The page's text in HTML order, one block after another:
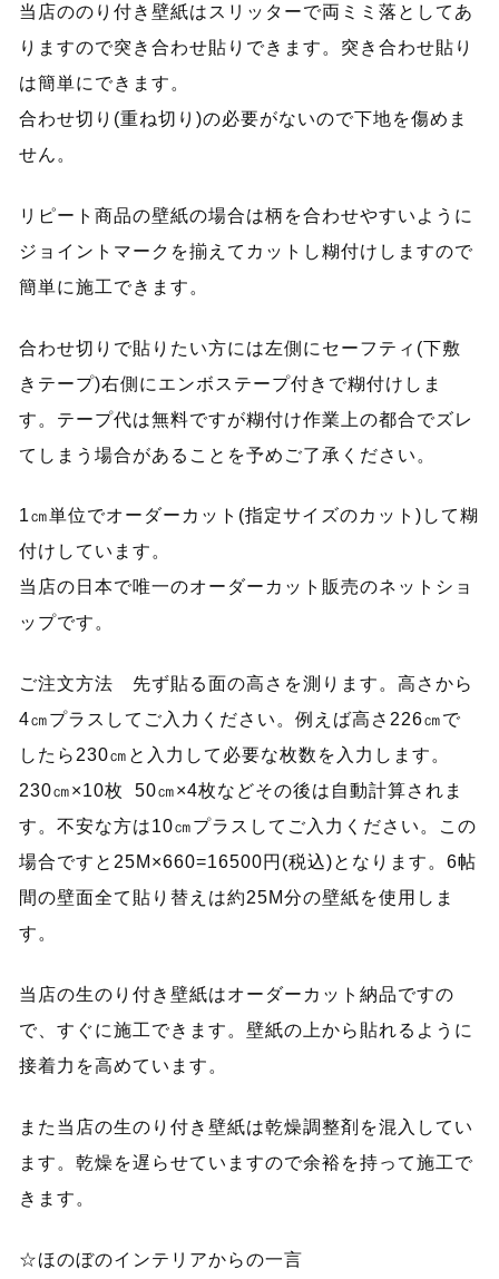
当店ののり付き壁紙はスリッターで両ミミ落としてあ
りますので突き合わせ貼りできます。突き合わせ貼り
は簡単にできます。
合わせ切り(重ね切り)の必要がないので下地を傷めま
せん。
リピート商品の壁紙の場合は柄を合わせやすいように
ジョイントマークを揃えてカットし糊付けしますので
簡単に施工できます。
合わせ切りで貼りたい方には左側にセーフティ(下敷
きテープ)右側にエンボステープ付きで糊付けしま
す。テープ代は無料ですが糊付け作業上の都合でズレ
てしまう場合があることを予めご了承ください。
1㎝単位でオーダーカット(指定サイズのカット)して糊
付けしています。
当店の日本で唯一のオーダーカット販売のネットショ
ップです。
ご注文方法 先ず貼る面の高さを測ります。高さから
4㎝プラスしてご入力ください。例えば高さ226㎝で
したら230㎝と入力して必要な枚数を入力します。
230㎝×10枚 50㎝×4枚などその後は自動計算されま
す。不安な方は10㎝プラスしてご入力ください。この
場合ですと25M×660=16500円(税込)となります。6帖
間の壁面全て貼り替えは約25M分の壁紙を使用しま
す。
当店の生のり付き壁紙はオーダーカット納品ですの
で、すぐに施工できます。壁紙の上から貼れるように
接着力を高めています。
また当店の生のり付き壁紙は乾燥調整剤を混入してい
ます。乾燥を遅らせていますので余裕を持って施工で
きます。
☆ほのぼのインテリアからの一言